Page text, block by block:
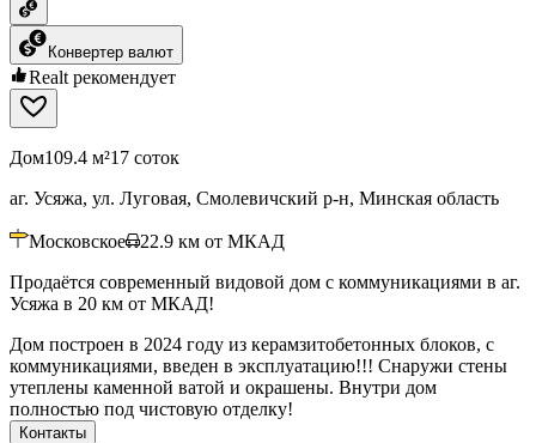
Конвертер валют
Realt рекомендует
Дом109.4 м²17 соток
аг. Усяжа, ул. Луговая, Смолевичский р-н, Минская область
Московское 22.9 км от МКАД
Продаётся современный видовой дом с коммуникациями в аг.
Усяжа в 20 км от МКАД!
Дом построен в 2024 году из керамзитобетонных блоков, с
коммуникациями, введен в эксплуатацию!!! Снаружи стены
утеплены каменной ватой и окрашены. Внутри дом
полностью под чистовую отделку!
Контакты